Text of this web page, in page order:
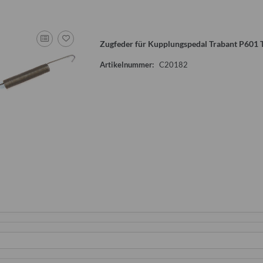
Zugfeder für Kupplungspedal Trabant P601
Artikelnummer: C20182
Set 120 Stück
€*
Flauschvorhang für Wohnwagentür